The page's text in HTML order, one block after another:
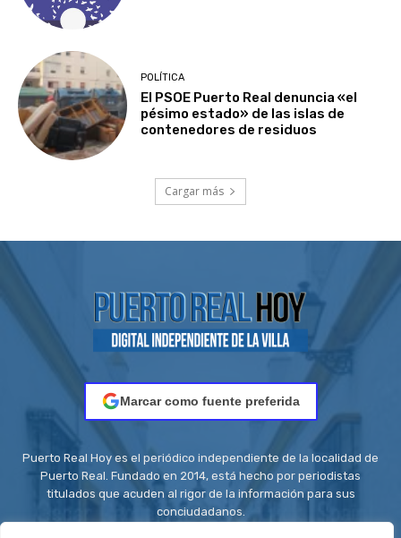
POLÍTICA
El PSOE Puerto Real denuncia «el
pésimo estado» de las islas de
contenedores de residuos
Cargar más
Marcar como fuente preferida
Puerto Real Hoy es el periódico independiente de la localidad de
Puerto Real. Fundado en 2014, está hecho por periodistas
titulados que acuden al rigor de la información para sus
conciudadanos.